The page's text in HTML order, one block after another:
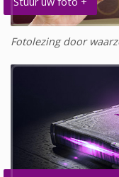
Fotolezing door